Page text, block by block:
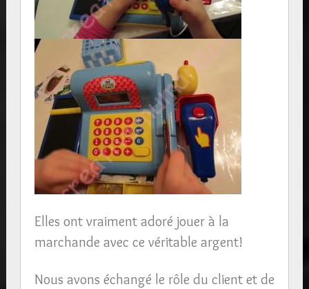
Elles ont vraiment adoré jouer à la
marchande avec ce véritable argent!
Nous avons échangé le rôle du client et de